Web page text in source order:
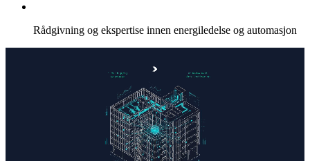
Rådgivning og ekspertise innen energiledelse og automasjon